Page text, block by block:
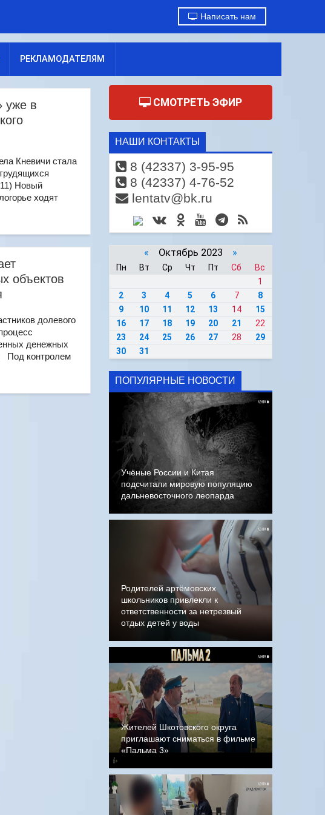
Написать нам
РЕКЛАМОДАТЕЛЯМ
уже в
Кневичи стала
11) Новый
ходят
объектов
долевого
денежных
Под контролем
СМОТРЕТЬ ЭФИР
НАШИ КОНТАКТЫ
8 (42337) 3-95-95
8 (42337) 4-76-52
lentatv@bk.ru
« Октябрь 2023 »
Пн Вт Ср Чт Пт Сб
Вс
1
2
3 4 5 6 7
8
9
10 11 12 13 14
15
16
17 18 19 20 21
22
23
24 25 26 27 28
29
30
31
ПОПУЛЯРНЫЕ НОВОСТИ
Учёные России и Китая
подсчитали мировую популяцию
дальневосточного леопарда
Родителей артёмовских
школьников привлекли к
ответственности за нетрезвый
отдых детей у воды
Жителей Шкотовского округа
приглашают сниматься в фильме
«Пальма 3»